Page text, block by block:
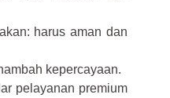
harus aman dan
kepercayaan.
pelayanan premium